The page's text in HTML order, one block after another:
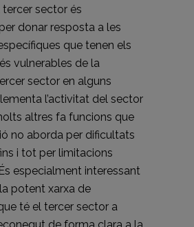
sector és
donar resposta a les
que tenen els
vulnerables de la
sector en alguns
l’activitat del sector
altres fa funcions que
no aborda per dificultats
i tot per limitacions
especialment interessant
potent xarxa de
té el tercer sector a